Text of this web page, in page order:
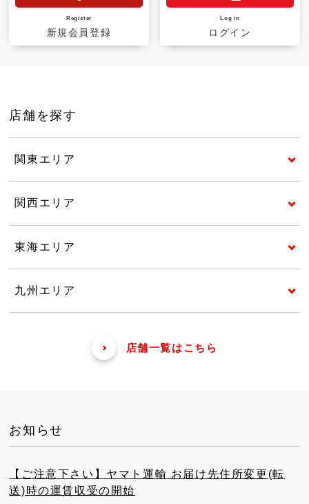
Register
新規会員登録
Log in
ログイン
店舗を探す
関東エリア
関西エリア
東海エリア
九州エリア
店舗一覧はこちら
お知らせ
【ご注意下さい】ヤマト運輸 お届け先住所変更(転
送)時の運賃収受の開始